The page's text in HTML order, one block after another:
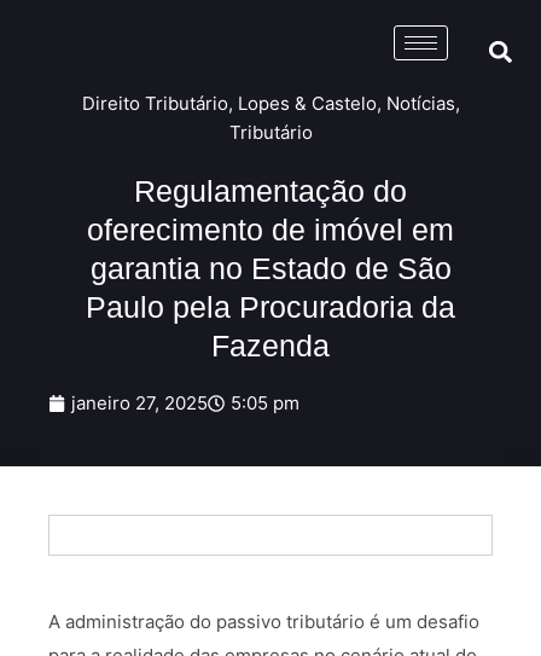
Direito Tributário, Lopes & Castelo, Notícias,
Tributário
Regulamentação do
oferecimento de imóvel em
garantia no Estado de São
Paulo pela Procuradoria da
Fazenda
janeiro 27, 2025 5:05 pm
A administração do passivo tributário é um desafio